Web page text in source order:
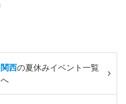
関西の夏休みイベント一覧
へ